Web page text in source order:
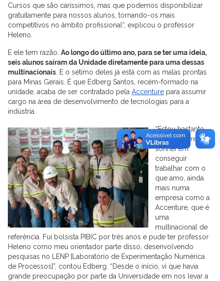
Cursos que são caríssimos, mas que podemos disponibilizar
gratuitamente para nossos alunos, tornando-os mais
competitivos no âmbito profissional”, explicou o professor
Heleno.
E ele tem razão. Ao longo do último ano, para se ter uma ideia,
seis alunos saíram da Unidade diretamente para uma dessas
multinacionais . E o sétimo deles já está com as malas prontas
para Minas Gerais. É que Edberg Santos, recém-formado na
unidade, acaba de ser contratado pela Accenture para assumir
cargo na área de desenvolvimento de tecnologias para a
indústria.
“Estou bastante
feliz! Sempre
sonhei em
conseguir
trabalhar com o
que amo, ainda
mais numa
empresa como a
Accenture, que é
uma
multinacional de
referência. Fui bolsista PIBIC por três anos e pude ter professor
Heleno como meu orientador parte disso, desenvolvendo
pesquisas no LENP [Laboratório de Experimentação Numérica
de Processos]”, contou Edberg. “Desde o início, vi que havia
grande preocupação por parte da Universidade em nos levar a